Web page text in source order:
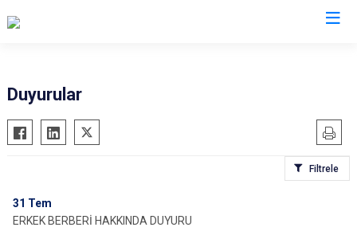
Duyurular
Filtrele
31 Tem
ERKEK BERBERİ HAKKINDA DUYURU